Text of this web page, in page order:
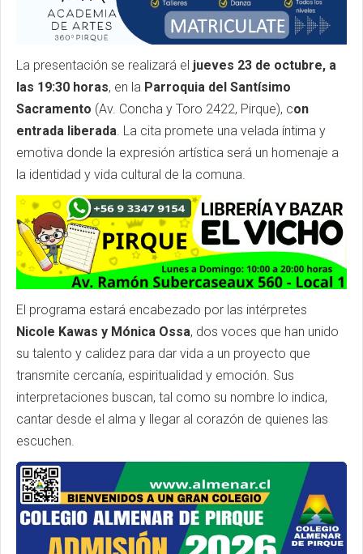
La presentación se realizará el jueves 23 de octubre, a
las 19:30 horas, en la Parroquia del Santísimo
Sacramento (Av. Concha y Toro 2422, Pirque), con
entrada liberada . La cita promete una velada íntima y
emotiva donde la expresión artística será un homenaje a
la identidad y vida cultural de la comuna.
El programa estará encabezado por las intérpretes
Nicole Kawas y Mónica Ossa, dos voces que han unido
su talento y calidez para dar vida a un proyecto que
transmite cercanía, espiritualidad y emoción. Sus
interpretaciones buscan, tal como su nombre lo indica,
cantar desde el alma y llegar al corazón de quienes las
escuchen.